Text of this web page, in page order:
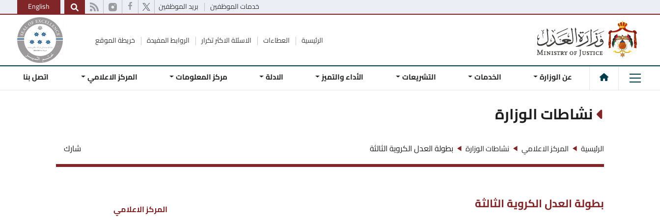
خدمات الموظفين بريد الموظفين English
الرئيسية العطاءات الاسئلة الاكثر تكرار الروابط المفيدة خريطة الموقع
عن الوزارة الخدمات التشريعات الأداء والتميز الادلة مركز المعلومات المركز الاعلامي اتصل بنا
نشاطات الوزارة
الرئيسية المركز الاعلامي نشاطات الوزارة بطولة العدل الكروية الثالثة شارك
بطولة العدل الكروية الثالثة
المركز الاعلامي